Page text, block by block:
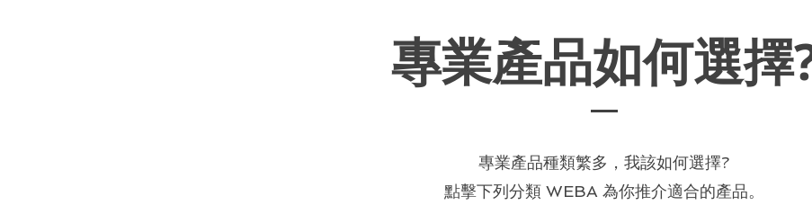
專業產品如何選擇
專業產品種類繁多，我該如何選擇?
點擊下列分類 WEBA 為你推介適合的產品。